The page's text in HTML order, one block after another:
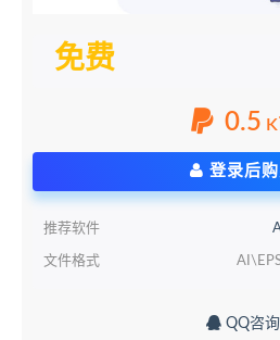
免费
0.5
登录后
推荐软件
文件格式
QQ咨询